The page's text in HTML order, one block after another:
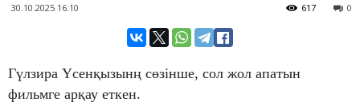
30.10.2025 16:10 0
617
Гүлзира Үсенқызынң сөзінше, сол жол апатын
фильмге арқау еткен.